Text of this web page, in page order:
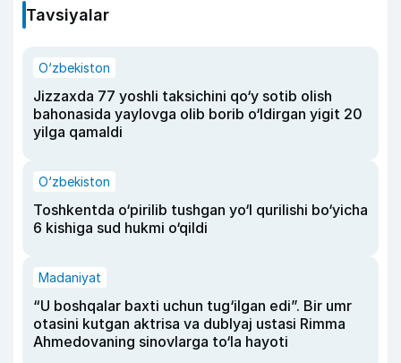
Tavsiyalar
O‘zbekiston
Jizzaxda 77 yoshli taksichini qo‘y sotib olish
bahonasida yaylovga olib borib o‘ldirgan yigit 20
yilga qamaldi
O‘zbekiston
Toshkentda o‘pirilib tushgan yo‘l qurilishi bo‘yicha
6 kishiga sud hukmi o‘qildi
Madaniyat
“U boshqalar baxti uchun tug‘ilgan edi”. Bir umr
otasini kutgan aktrisa va dublyaj ustasi Rimma
Ahmedovaning sinovlarga to‘la hayoti